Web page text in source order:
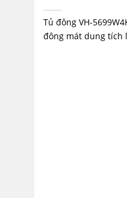
Tủ đông VH-
đông mát dung tích